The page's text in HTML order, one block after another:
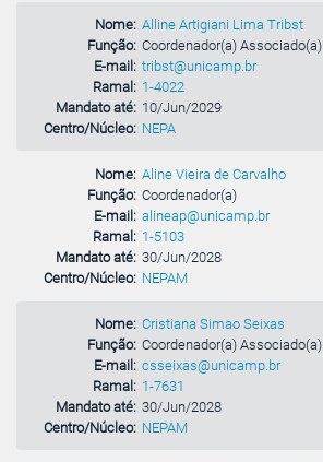
Nome: Alline Artigiani Lima Tribst
Função: Coordenador(a) Associado(a)
E-mail: tribst@unicamp.br
Ramal: 1-4022
Mandato até: 10/Jun/2029
Centro/Núcleo: NEPA
Nome: Aline Vieira de Carvalho
Função: Coordenador(a)
E-mail: alineap@unicamp.br
Ramal: 1-5103
Mandato até: 30/Jun/2028
Centro/Núcleo: NEPAM
Nome: Cristiana Simao Seixas
Função: Coordenador(a) Associado(a)
E-mail: csseixas@unicamp.br
Ramal: 1-7631
Mandato até: 30/Jun/2028
Centro/Núcleo: NEPAM